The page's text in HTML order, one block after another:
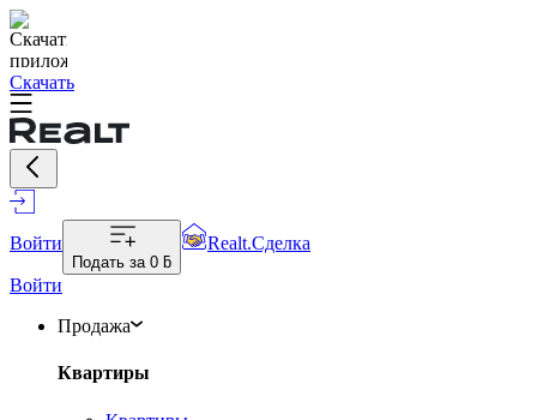
Скачать
Войти
Подать за 0 ƃ
Realt.Сделка
Войти
Продажа
Квартиры